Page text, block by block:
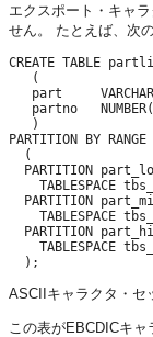
エクスポート・キャ
せん。
たとえば、次
CREATE TABLE
   (
part
partno
   )
PARTITION BY
  (
PARTITION
TABLESPACE
PARTITION
TABLESPACE
PARTITION
TABLESPACE
ASCIIキャラクタ・セ
この表がEBCDICキ